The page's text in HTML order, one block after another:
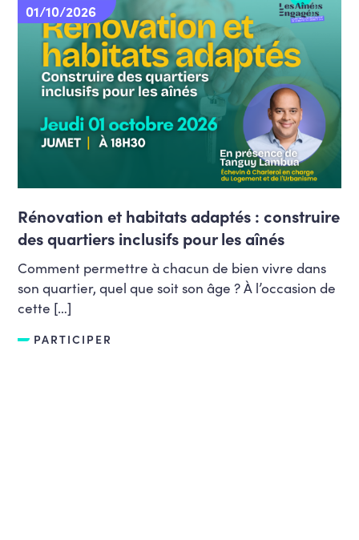
01/10/2026
Rénovation et habitats adaptés : construire
des quartiers inclusifs pour les aînés
Comment permettre à chacun de bien vivre dans
son quartier, quel que soit son âge ? À l’occasion de
cette […]
PARTICIPER